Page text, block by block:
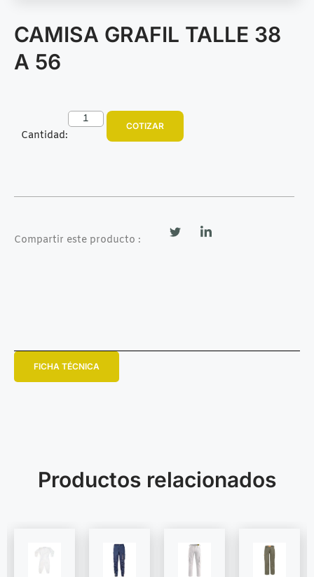
CAMISA GRAFIL TALLE 38
A 56
Cantidad:
COTIZAR
Compartir este producto :
FICHA TÉCNICA
Productos relacionados